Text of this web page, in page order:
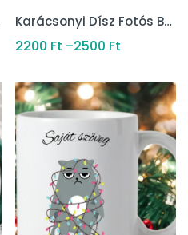
Karácsonyi Dísz Fotós Bögre – Szalaggal és Hóemberrel
2200 Ft –2500 Ft